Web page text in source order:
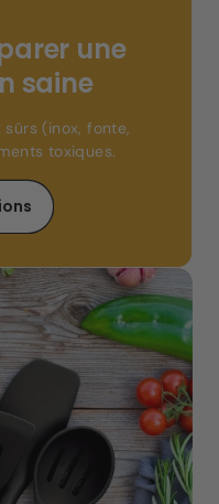
une
saine
(inox, fonte,
toxiques.